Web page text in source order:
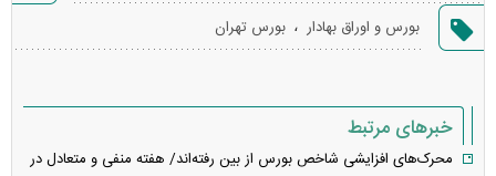
گزارش
خطا
بورس و اوراق بهادار ، بورس تهران
خبرهای مرتبط
محرک‌های افزایشی شاخص بورس از بین رفته‌اند/ هفته منفی و متعادل در